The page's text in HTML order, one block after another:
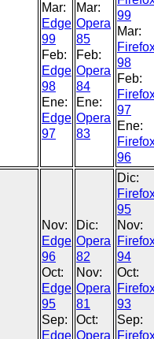
Mar:
Edge
99
Feb:
Edge
98
Ene:
Edge
97
Mar:
Opera
85
Feb:
Opera
84
Ene:
Opera
83
99
Mar:
98
Feb:
97
Ene:
96
Nov:
Edge
96
Oct:
Edge
95
Sep:
Edge
Dic:
Opera
82
Nov:
Opera
81
Oct:
Opera
Dic:
95
Nov:
94
Oct:
93
Sep: